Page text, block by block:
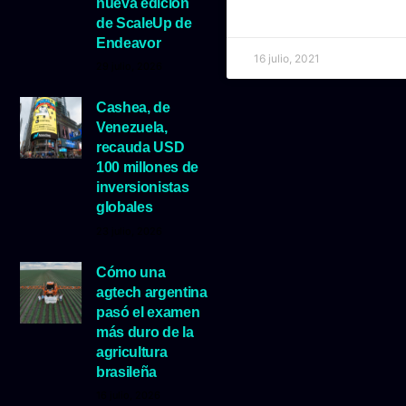
de ScaleUp de
Endeavor
Cashea, de
Venezuela,
recauda USD
100 millones de
inversionistas
globales
Cómo una
agtech argentina
pasó el examen
más duro de la
agricultura
brasileña
16 julio, 2021